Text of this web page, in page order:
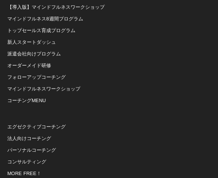
【導入版】マインドフルネスワークショップ
マインドフルネス8週間プログラム
トップセールス育成プログラム
新人スタートダッシュ
派遣会社向けプログラム
オーダーメイド研修
フォローアップコーチング
マインドフルネスワークショップ
コーチングMENU
エグゼクティブコーチング
法人向けコーチング
パーソナルコーチング
コンサルティング
MORE FREE！